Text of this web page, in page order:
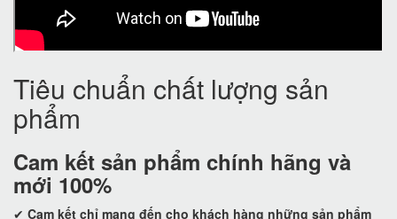
Tiêu chuẩn chất lượng sản
phẩm
Cam kết sản phẩm chính hãng và
mới 100%
✔ Cam kết chỉ mang đến cho khách hàng những sản phẩm